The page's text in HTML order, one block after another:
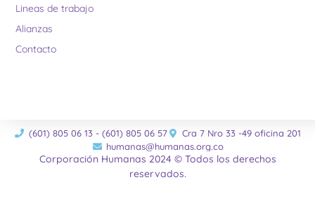
Lineas de trabajo
Alianzas
Contacto
(601) 805 06 13 - (601) 805 06 57
Cra 7 Nro 33 -49 oficina 201
humanas@humanas.org.co
Corporación Humanas 2024 © Todos los derechos
reservados.